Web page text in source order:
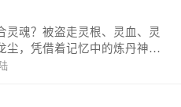
蜂后援会）
灵魂？被盗走灵根、灵血、灵
，凭借着记忆中的炼丹神
星霸体诀，拨开重重迷雾，解
。 江湖传闻：龙